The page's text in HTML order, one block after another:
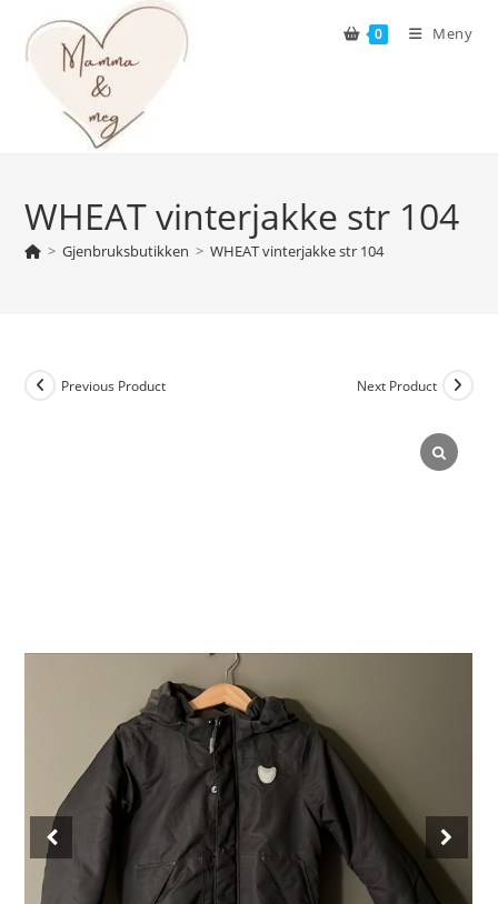
content
0 Meny
WHEAT vinterjakke str 104
> Gjenbruksbutikken > WHEAT vinterjakke str 104
Previous Product Next Product